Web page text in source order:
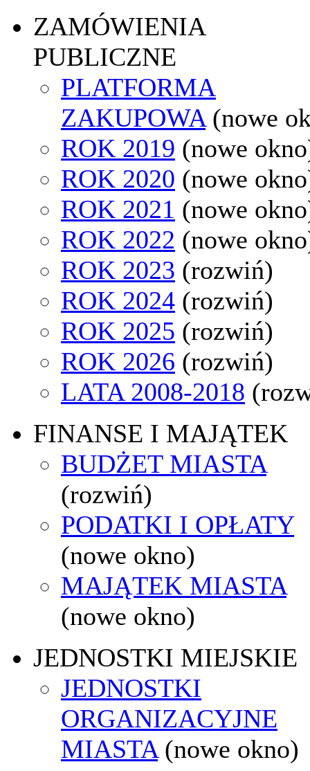
ZAMÓWIENIA
PUBLICZNE
PLATFORMA
ZAKUPOWA (nowe
ROK 2019 (nowe
ROK 2020 (nowe
ROK 2021 (nowe
ROK 2022 (nowe
ROK 2023 (rozwiń)
ROK 2024 (rozwiń)
ROK 2025 (rozwiń)
ROK 2026 (rozwiń)
LATA 2008-2018
FINANSE I MAJĄTEK
BUDŻET MIASTA
(rozwiń)
PODATKI I OPŁATY
(nowe okno)
MAJĄTEK MIASTA
(nowe okno)
JEDNOSTKI MIEJSKIE
JEDNOSTKI
ORGANIZACYJNE
MIASTA (nowe okno)